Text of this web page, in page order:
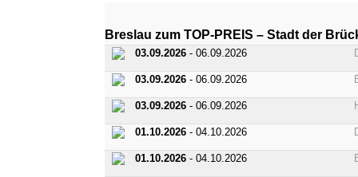
Breslau zum TOP-PREIS – Stadt der
03.09.2026- 06.09.2026
03.09.2026- 06.09.2026
03.09.2026- 06.09.2026
01.10.2026- 04.10.2026
01.10.2026- 04.10.2026